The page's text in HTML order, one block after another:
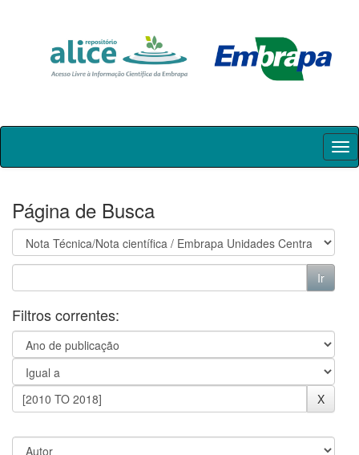
Skip
Página de Busca
Filtros correntes: